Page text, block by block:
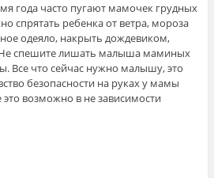
года часто пугают мамочек грудных
спрятать ребенка от ветра, мороза
одеяло, накрыть дождевиком,
Не спешите лишать малыша маминых
Все что сейчас нужно малышу, это
безопасности на руках у мамы
возможно в не зависимости